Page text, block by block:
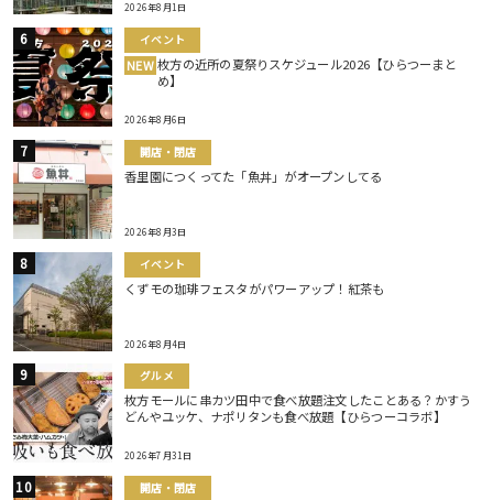
2026年8月1日
イベント
NEW 枚方の近所の夏祭りスケジュール2026【ひらつーまと
め】
2026年8月6日
開店・閉店
香里園につくってた「魚丼」がオープンしてる
2026年8月3日
イベント
くずモの珈琲フェスタがパワーアップ！紅茶も
2026年8月4日
グルメ
枚方モールに串カツ田中で食べ放題注文したことある？かすう
どんやユッケ、ナポリタンも食べ放題【ひらつーコラボ】
2026年7月31日
開店・閉店